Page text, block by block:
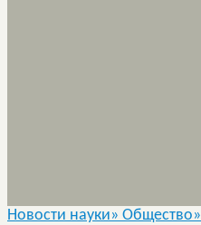
Новости науки» Общество»